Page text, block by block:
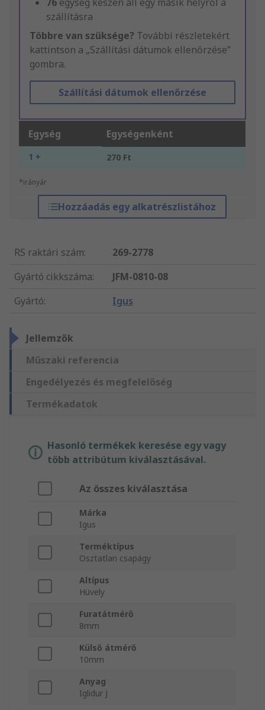
76 egység készen áll egy másik helyről a
szállításra
Többre van szüksége? További részletekért
kattintson a „Szállítási dátumok ellenőrzése”
gombra.
Szállítási dátumok ellenőrzése
Egység Egységenként
1 + 270 Ft
*irányár
Hozzáadás egy alkatrészlistához
RS raktári szám:
269-2778
Gyártó cikkszáma:
JFM-0810-08
Gyártó: Igus
Jellemzők
Műszaki referencia
Engedélyezés és megfelelőség
Termékadatok
Hasonló termékek keresése egy vagy
több attribútum kiválasztásával.
Az összes kiválasztása
Márka
Igus
Terméktípus
Osztatlan csapágy
Altípus
Hüvely
Furatátmérő
8mm
Külső átmérő
10mm
Anyag
Iglidur J